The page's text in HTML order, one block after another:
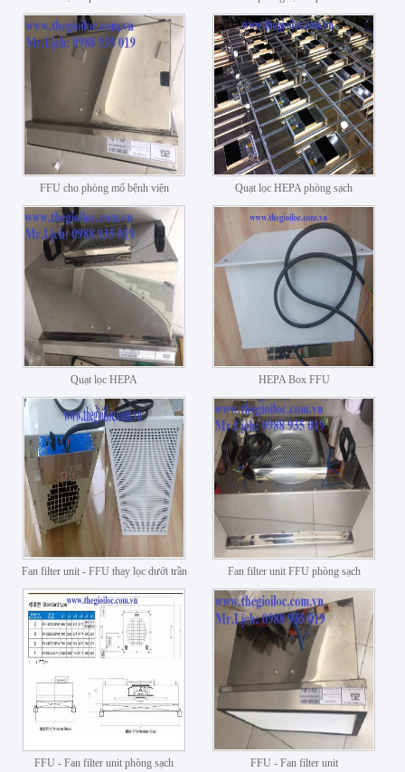
FFU cho phòng mổ bệnh viện Quạt lọc HEPA phòng sạch
Quạt lọc HEPA HEPA Box FFU
Fan filter unit - FFU thay lọc dưới trần Fan filter unit FFU phòng sạch
FFU - Fan filter unit phòng sạch FFU - Fan filter unit